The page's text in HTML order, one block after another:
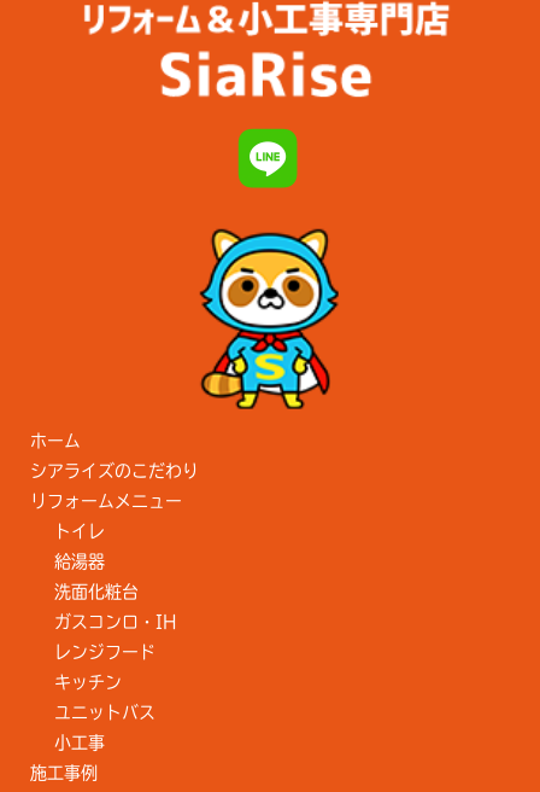
ホーム
シアライズのこだわり
リフォームメニュー
トイレ
給湯器
洗面化粧台
ガスコンロ・IH
レンジフード
キッチン
ユニットバス
小工事
施工事例